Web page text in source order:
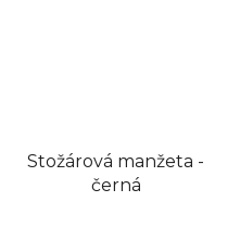
Stožárová manžeta -
černá